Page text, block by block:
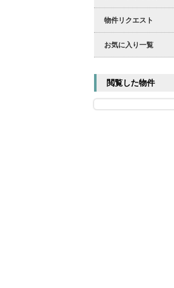
物件リクエスト
お気に入り一覧
閲覧した物件